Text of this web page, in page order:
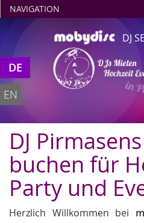
DJ
DJs Mieten
Hochzeit
in
NAVIGATION
DE
EN
DJ
buchen für
Party und
Herzlich Willkommen bei